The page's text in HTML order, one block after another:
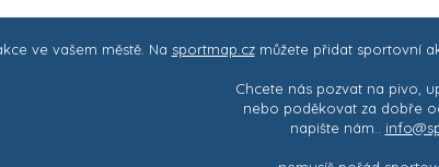
ve vašem městě. Na sportmap.czmůžete přidat sportovní
Chcete nás pozvat na pivo,
nebo poděkovat za dobře
napište nám..